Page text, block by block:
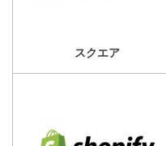
スクエア